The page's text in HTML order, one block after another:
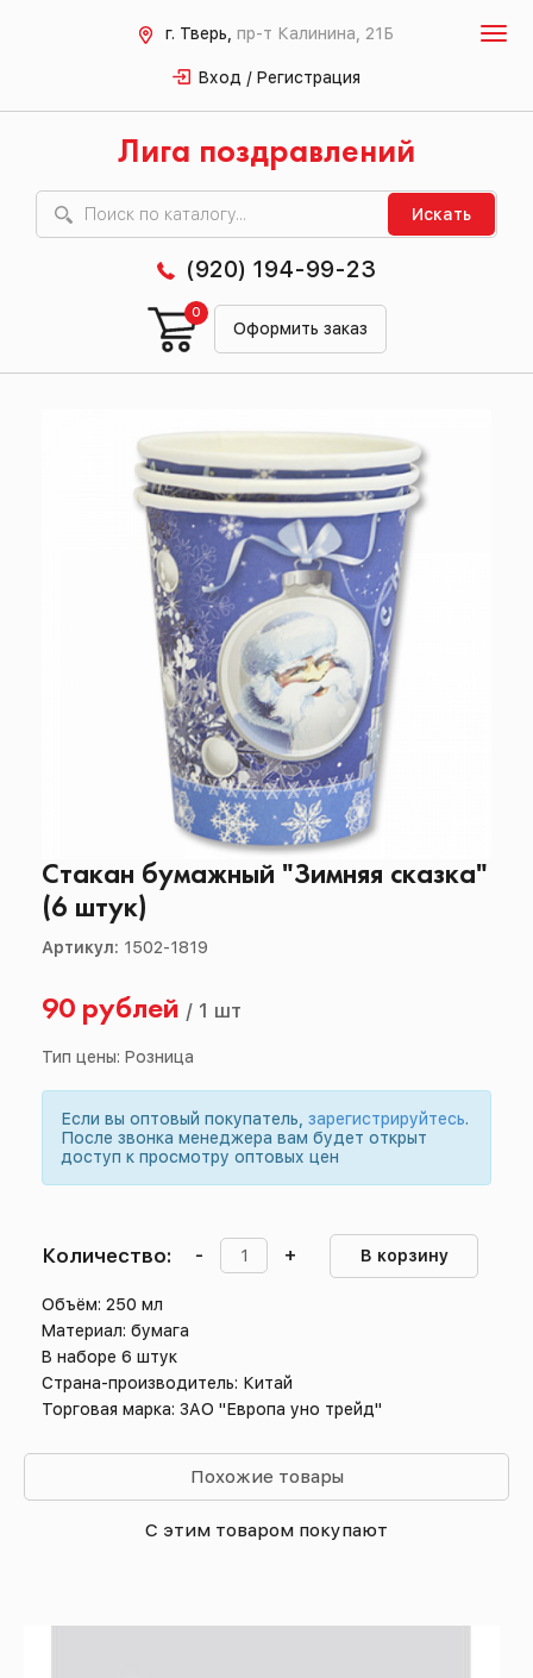
г. Тверь, пр-т Калинина, 21Б
Вход / Регистрация
Лига поздравлений
Искать
(920) 194-99-23
Оформить заказ
0
Стакан бумажный "Зимняя сказка"
(6 штук)
Артикул: 1502-1819
90 рублей / 1 шт
Тип цены: Розница
Если вы оптовый покупатель, зарегистрируйтесь.
После звонка менеджера вам будет открыт
доступ к просмотру оптовых цен
Количество: - + В корзину
Объём: 250 мл
Материал: бумага
В наборе 6 штук
Страна-производитель: Китай
Торговая марка: ЗАО "Европа уно трейд"
Похожие товары
С этим товаром покупают